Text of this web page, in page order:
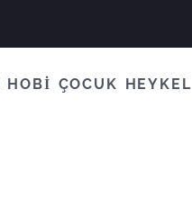
HOBİ ÇOCUK HEYKEL